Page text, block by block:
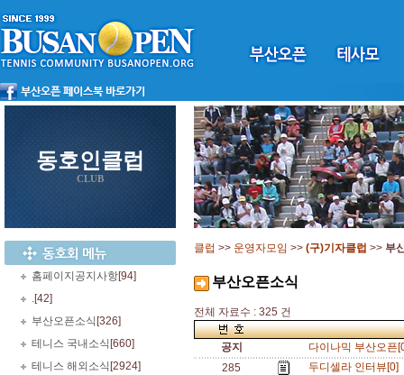
동호인클럽
CLUB
홈페이지공지사항[94]
.[42]
부산오픈소식 [326]
테니스 국내소식 [660]
테니스 해외소식 [2924]
클럽 >> 운영자모임 >> (구)기자클럽 >> 부
부산오픈소식
전체 자료수 : 325 건
공지
다이나믹 부산오픈
285
두디셀라 인터뷰[0]